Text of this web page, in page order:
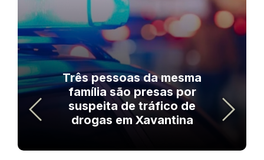
Três pessoas da mesma
família são presas por
suspeita de tráfico de
drogas em Xavantina